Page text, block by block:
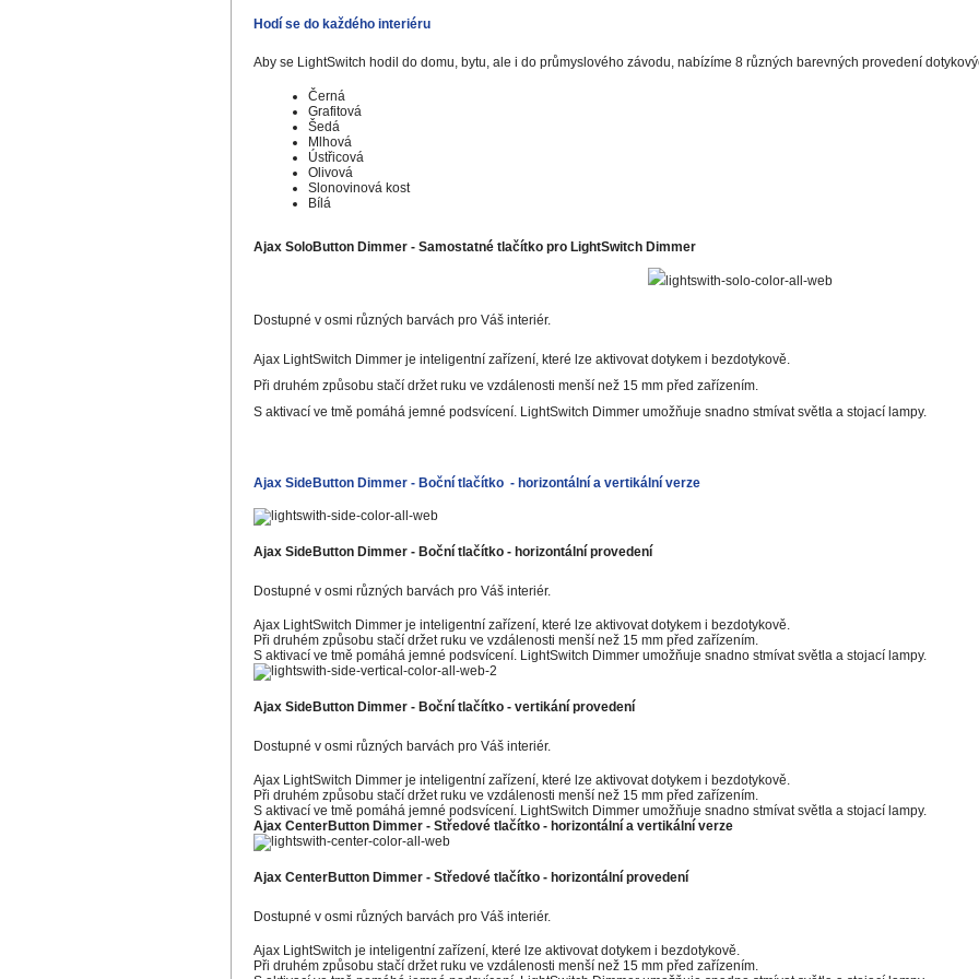
Hodí se do každého interiéru
Aby se LightSwitch hodil do domu, bytu, ale i do průmyslového závodu, nabízíme 8 různých barevných provedení
Černá
Grafitová
Šedá
Mlhová
Ústřicová
Olivová
Slonovinová kost
Bílá
Ajax SoloButton Dimmer - Samostatné tlačítko pro LightSwitch Dimmer
Dostupné v osmi různých barvách pro Váš interiér.
Ajax LightSwitch Dimmer je inteligentní zařízení, které lze aktivovat dotykem i bezdotykově.
Při druhém způsobu stačí držet ruku ve vzdálenosti menší než 15 mm před zařízením.
S aktivací ve tmě pomáhá jemné podsvícení. LightSwitch Dimmer umožňuje snadno stmívat světla a stojací lampy.
Ajax SideButton Dimmer - Boční tlačítko - horizontální a vertikální verze
Ajax SideButton Dimmer - Boční tlačítko - horizontální provedení
Dostupné v osmi různých barvách pro Váš interiér.
Ajax LightSwitch Dimmer je inteligentní zařízení, které lze aktivovat dotykem i bezdotykově.
Při druhém způsobu stačí držet ruku ve vzdálenosti menší než 15 mm před zařízením.
S aktivací ve tmě pomáhá jemné podsvícení. LightSwitch Dimmer umožňuje snadno stmívat světla a stojací lampy.
Ajax SideButton Dimmer - Boční tlačítko - vertikání provedení
Dostupné v osmi různých barvách pro Váš interiér.
Ajax LightSwitch Dimmer je inteligentní zařízení, které lze aktivovat dotykem i bezdotykově.
Při druhém způsobu stačí držet ruku ve vzdálenosti menší než 15 mm před zařízením.
S aktivací ve tmě pomáhá jemné podsvícení. LightSwitch Dimmer umožňuje snadno stmívat světla a stojací lampy.
Ajax CenterButton Dimmer - Středové tlačítko - horizontální a vertikální verze
Ajax CenterButton Dimmer - Středové tlačítko - horizontální provedení
Dostupné v osmi různých barvách pro Váš interiér.
Ajax LightSwitch je inteligentní zařízení, které lze aktivovat dotykem i bezdotykově.
Při druhém způsobu stačí držet ruku ve vzdálenosti menší než 15 mm před zařízením.